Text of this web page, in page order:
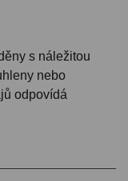
s náležitou
nebo
odpovídá